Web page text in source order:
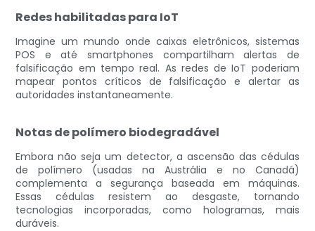
Redes habilitadas para IoT
Imagine um mundo onde caixas eletrônicos, sistemas
POS e até smartphones compartilham alertas de
falsificação em tempo real. As redes de IoT poderiam
mapear pontos críticos de falsificação e alertar as
autoridades instantaneamente.
Notas de polímero biodegradável
Embora não seja um detector, a ascensão das cédulas
de polímero (usadas na Austrália e no Canadá)
complementa a segurança baseada em máquinas.
Essas cédulas resistem ao desgaste, tornando
tecnologias incorporadas, como hologramas, mais
duráveis.